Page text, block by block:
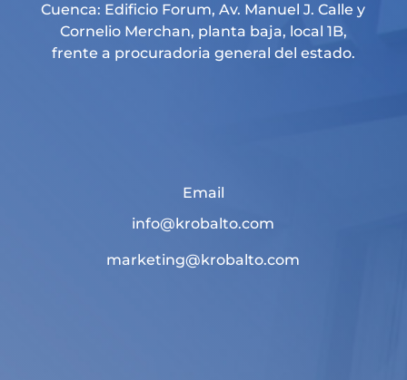
Cuenca: Edificio Forum, Av. Manuel J. Calle y
Cornelio Merchan, planta baja, local 1B,
frente a procuradoria general del estado.
Email
info@krobalto.com
marketing@krobalto.com